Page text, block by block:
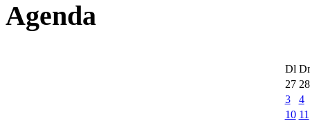
Agenda
Dl
27 28
3
4
10 11